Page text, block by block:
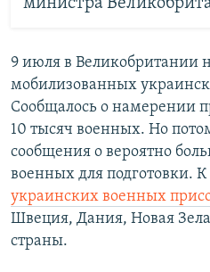
министра
9 июля в Великобритании
мобилизованных
Сообщалось о намерении
10 тысяч военных. Но
сообщения о вероятно
военных для подготовки.
украинских военных
Швеция, Дания, Новая
страны.